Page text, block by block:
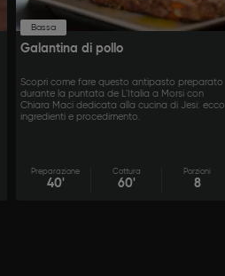
Bassa
Galantina di pollo
Scopri come fare questo antipasto preparato
durante la puntata de L'Italia a Morsi con
Chiara Maci dedicata alla cucina di Jesi: ecco
ingredienti e procedimento.
Preparazione
40'
Cottura
60'
Porzioni
8